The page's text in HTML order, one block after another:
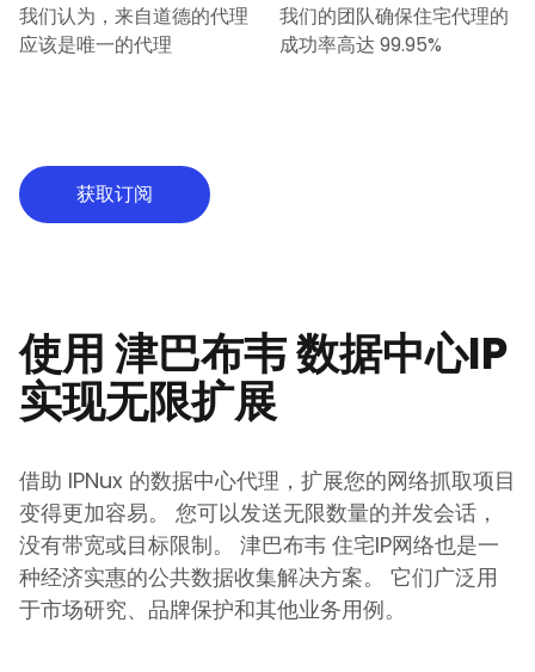
我们认为，来自道德的代理
应该是唯一的代理
我们的团队确保住宅代理的
成功率高达 99.95%
获取订阅
使用津巴布韦数据中心IP
实现无限扩展
借助 IPNux 的数据中心代理，扩展您的网络抓取项目
变得更加容易。 您可以发送无限数量的并发会话，
没有带宽或目标限制。
津巴布韦 住宅IP网络也是一
种经济实惠的公共数据收集解决方案。 它们广泛用
于市场研究、品牌保护和其他业务用例。